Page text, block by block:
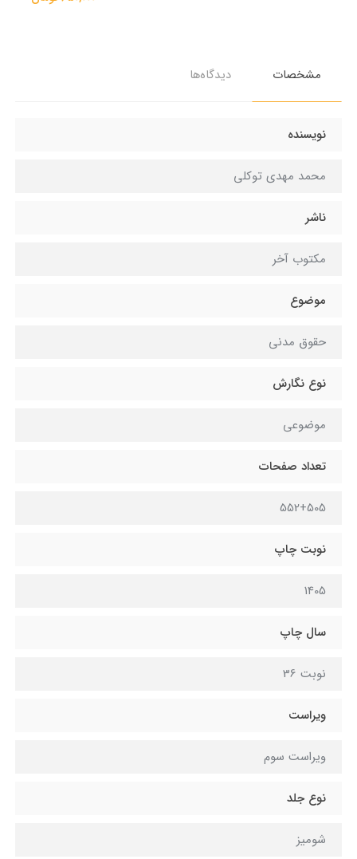
مشخصات دیدگاه‌ها
نویسنده
محمد مهدی توکلی
ناشر
مکتوب آخر
موضوع
حقوق مدنی
نوع نگارش
موضوعی
تعداد صفحات
552+505
نوبت چاپ
1405
سال چاپ
نوبت 36
ویراست
ويراست سوم
نوع جلد
شومیز